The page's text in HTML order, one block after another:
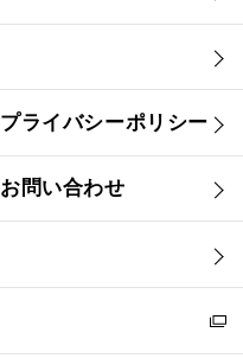
プライバシーポリシー
お問い合わせ